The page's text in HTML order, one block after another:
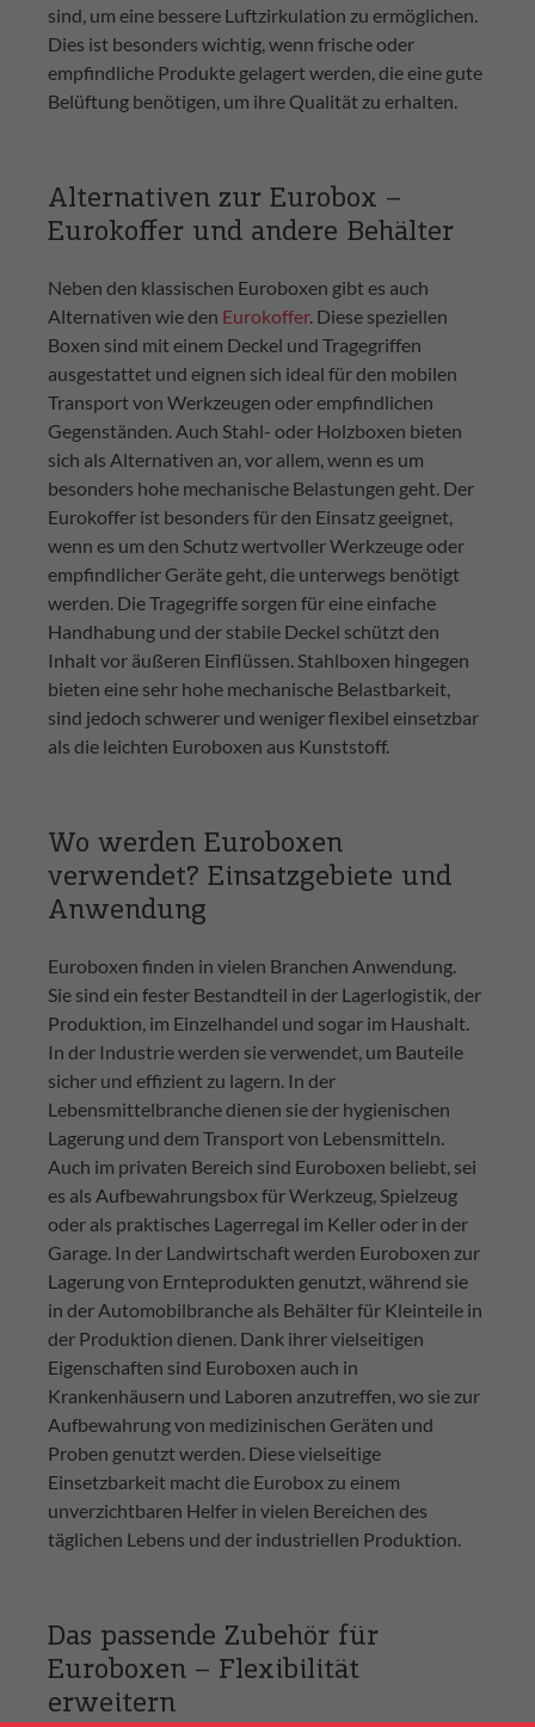
sind, um eine bessere Luftzirkulation zu ermöglichen.
Dies ist besonders wichtig, wenn frische oder
empfindliche Produkte gelagert werden, die eine gute
Belüftung benötigen, um ihre Qualität zu erhalten.
Alternativen zur Eurobox –
Eurokoffer und andere Behälter
Neben den klassischen Euroboxen gibt es auch
Alternativen wie den Eurokoffer. Diese speziellen
Boxen sind mit einem Deckel und Tragegriffen
ausgestattet und eignen sich ideal für den mobilen
Transport von Werkzeugen oder empfindlichen
Gegenständen. Auch Stahl- oder Holzboxen bieten
sich als Alternativen an, vor allem, wenn es um
besonders hohe mechanische Belastungen geht. Der
Eurokoffer ist besonders für den Einsatz geeignet,
wenn es um den Schutz wertvoller Werkzeuge oder
empfindlicher Geräte geht, die unterwegs benötigt
werden. Die Tragegriffe sorgen für eine einfache
Handhabung und der stabile Deckel schützt den
Inhalt vor äußeren Einflüssen. Stahlboxen hingegen
bieten eine sehr hohe mechanische Belastbarkeit,
sind jedoch schwerer und weniger flexibel einsetzbar
als die leichten Euroboxen aus Kunststoff.
Wo werden Euroboxen
verwendet? Einsatzgebiete und
Anwendung
Euroboxen finden in vielen Branchen Anwendung.
Sie sind ein fester Bestandteil in der Lagerlogistik, der
Produktion, im Einzelhandel und sogar im Haushalt.
In der Industrie werden sie verwendet, um Bauteile
sicher und effizient zu lagern. In der
Lebensmittelbranche dienen sie der hygienischen
Lagerung und dem Transport von Lebensmitteln.
Auch im privaten Bereich sind Euroboxen beliebt, sei
es als Aufbewahrungsbox für Werkzeug, Spielzeug
oder als praktisches Lagerregal im Keller oder in der
Garage. In der Landwirtschaft werden Euroboxen zur
Lagerung von Ernteprodukten genutzt, während sie
in der Automobilbranche als Behälter für Kleinteile in
der Produktion dienen. Dank ihrer vielseitigen
Eigenschaften sind Euroboxen auch in
Krankenhäusern und Laboren anzutreffen, wo sie zur
Aufbewahrung von medizinischen Geräten und
Proben genutzt werden. Diese vielseitige
Einsetzbarkeit macht die Eurobox zu einem
unverzichtbaren Helfer in vielen Bereichen des
täglichen Lebens und der industriellen Produktion.
Das passende Zubehör für
Euroboxen – Flexibilität
erweitern